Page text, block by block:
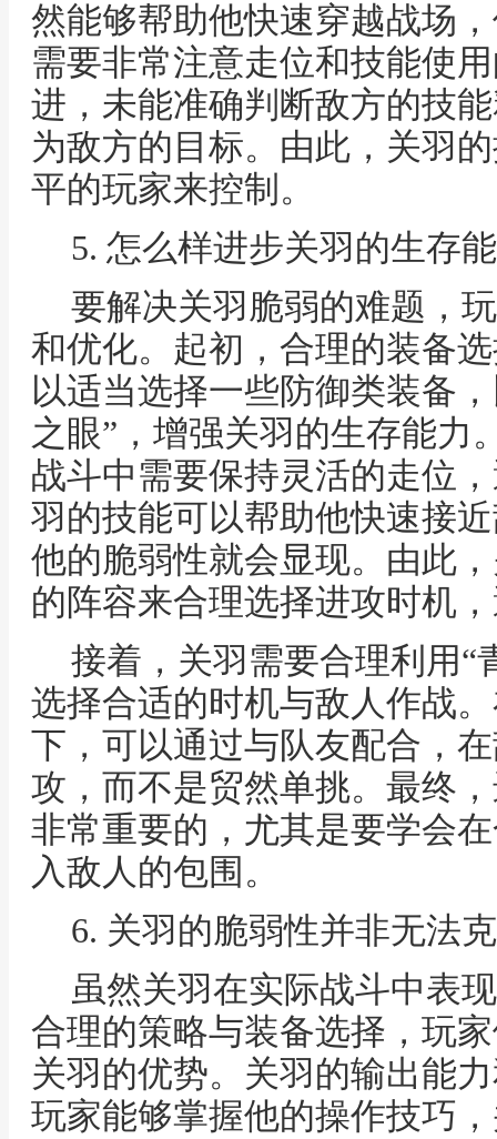
然能够帮助他快速穿越战场
需要非常注意走位和技能使
进，未能准确判断敌方的技
为敌方的目标。由此，关羽
平的玩家来控制。
5. 怎么样进步关羽的生存
要解决关羽脆弱的难题，
和优化。起初，合理的装备
以适当选择一些防御类装备
之眼”，增强关羽的生存能力
战斗中需要保持灵活的走位
羽的技能可以帮助他快速接
他的脆弱性就会显现。由此
的阵容来合理选择进攻时机
接着，关羽需要合理利用“
选择合适的时机与敌人作战
下，可以通过与队友配合，
攻，而不是贸然单挑。最终
非常重要的，尤其是要学会
入敌人的包围。
6. 关羽的脆弱性并非无法
虽然关羽在实际战斗中表
合理的策略与装备选择，玩
关羽的优势。关羽的输出能
玩家能够掌握他的操作技巧